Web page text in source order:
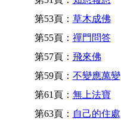
第53頁： 草木成佛
第55頁： 禪門問答
第57頁： 飛來佛
第59頁： 不變應萬變
第61頁： 無上法寶
第63頁： 自己的住處